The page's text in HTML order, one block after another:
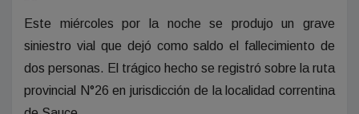
Este miércoles por la noche se produjo un grave
siniestro vial que dejó como saldo el fallecimiento de
dos personas. El trágico hecho se registró sobre la ruta
provincial N°26 en jurisdicción de la localidad correntina